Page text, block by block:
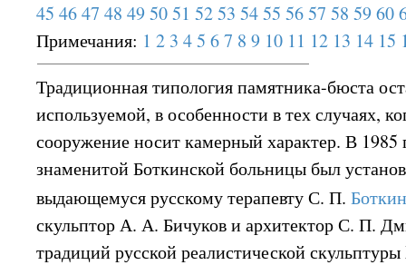
45 46 47 48 49 50 51 52 53 54 55 56 57 58 59 60
Примечания: 1 2 3 4 5 6 7 8 9 10 11 12 13 14 15
Традиционная типология памятника-бюста
используемой, в особенности в тех случаях,
сооружение носит камерный характер. В 1985
знаменитой Боткинской больницы был
выдающемуся русскому терапевту С. П.
скульптор А. А. Бичуков и архитектор С. П.
традиций русской реалистической